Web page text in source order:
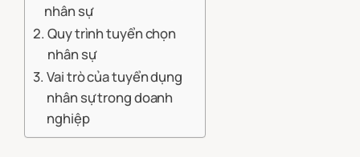
nhân sự
Quy trình tuyển chọn
nhân sự
Vai trò của tuyển dụng
nhân sự trong doanh
nghiệp